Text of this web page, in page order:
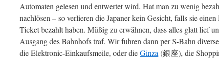
Automaten gelesen und entwertet wird. Hat man zu wenig
nachlösen – so verlieren die Japaner kein Gesicht, falls sie
Ticket bezahlt haben. Müßig zu erwähnen, dass alles glatt lief
Ausgang des Bahnhofs traf. Wir fuhren dann per S-Bahn
die Elektronic-Einkaufsmeile, oder dieGinza (銀座), die